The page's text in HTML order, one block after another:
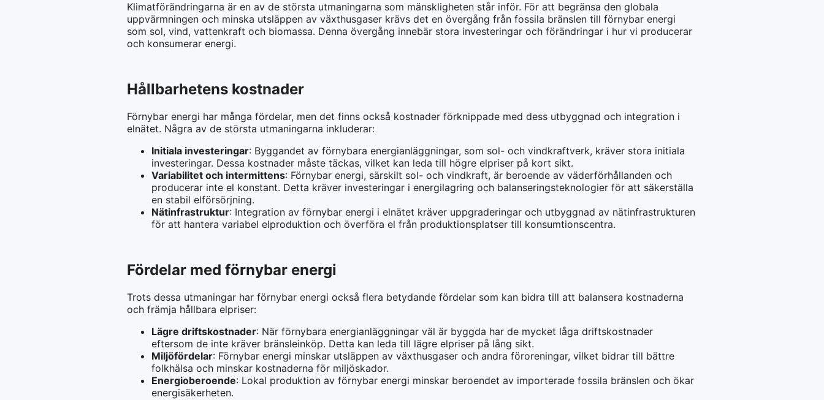
Klimatförändringarna är en av de största utmaningarna som mänskligheten står inför. För att begränsa den globala
uppvärmningen och minska utsläppen av växthusgaser krävs det en övergång från fossila bränslen till förnybar energi
som sol, vind, vattenkraft och biomassa. Denna övergång innebär stora investeringar och förändringar i hur vi producerar
och konsumerar energi.
Hållbarhetens kostnader
Förnybar energi har många fördelar, men det finns också kostnader förknippade med dess utbyggnad och integration i
elnätet. Några av de största utmaningarna inkluderar:
Initiala investeringar: Byggandet av förnybara energianläggningar, som sol- och vindkraftverk, kräver stora initiala
investeringar. Dessa kostnader måste täckas, vilket kan leda till högre elpriser på kort sikt.
Variabilitet och intermittens: Förnybar energi, särskilt sol- och vindkraft, är beroende av väderförhållanden och
producerar inte el konstant. Detta kräver investeringar i energilagring och balanseringsteknologier för att säkerställa
en stabil elförsörjning.
Nätinfrastruktur: Integration av förnybar energi i elnätet kräver uppgraderingar och utbyggnad av nätinfrastrukturen
för att hantera variabel elproduktion och överföra el från produktionsplatser till konsumtionscentra.
Fördelar med förnybar energi
Trots dessa utmaningar har förnybar energi också flera betydande fördelar som kan bidra till att balansera kostnaderna
och främja hållbara elpriser:
Lägre driftskostnader: När förnybara energianläggningar väl är byggda har de mycket låga driftskostnader
eftersom de inte kräver bränsleinköp. Detta kan leda till lägre elpriser på lång sikt.
Miljöfördelar: Förnybar energi minskar utsläppen av växthusgaser och andra föroreningar, vilket bidrar till bättre
folkhälsa och minskar kostnaderna för miljöskador.
Energioberoende: Lokal produktion av förnybar energi minskar beroendet av importerade fossila bränslen och ökar
energisäkerheten.